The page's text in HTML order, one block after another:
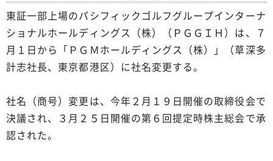
東証一部上場のパシフィックゴルフグループインターナ
ショナルホールディングス（株）（ＰＧＧＩＨ）は、７
月１日から「ＰＧＭホールディングス（株）」（草深多
計志社長、東京都港区）に社名変更する。
社名（商号）変更は、今年２月１９日開催の取締役会で
決議され、３月２５日開催の第６回提定時株主総会で承
認された。